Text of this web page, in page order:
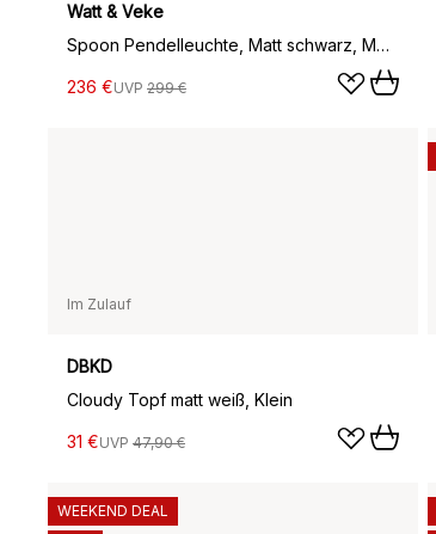
Watt & Veke
Spoon Pendelleuchte, Matt schwarz, Messing
236 €UVP 299 €
Im Zulauf
DBKD
Cloudy Topf matt weiß, Klein
31 €UVP 47,90 €
WEEKEND DEAL